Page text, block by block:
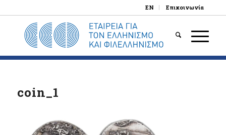
EN Επικοινωνία
coin_1